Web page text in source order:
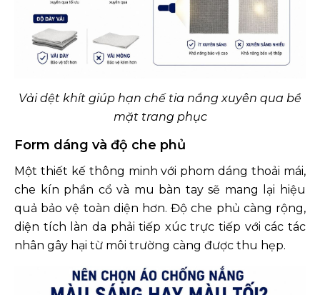
Vải dệt khít giúp hạn chế tia nắng xuyên qua bề
mặt trang phục
Form dáng và độ che phủ
Một thiết kế thông minh với phom dáng thoải mái,
che kín phần cổ và mu bàn tay sẽ mang lại hiệu
quả bảo vệ toàn diện hơn. Độ che phủ càng rộng,
diện tích làn da phải tiếp xúc trực tiếp với các tác
nhân gây hại từ môi trường càng được thu hẹp.